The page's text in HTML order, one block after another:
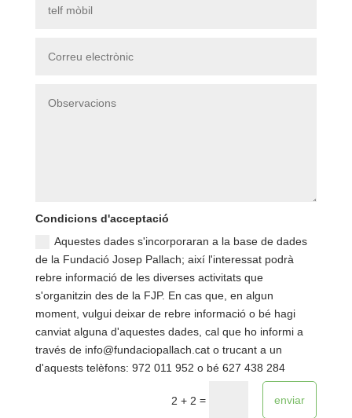
Condicions d'acceptació
Aquestes dades s'incorporaran a la base de dades
de la Fundació Josep Pallach; així l'interessat podrà
rebre informació de les diverses activitats que
s'organitzin des de la FJP. En cas que, en algun
moment, vulgui deixar de rebre informació o bé hagi
canviat alguna d'aquestes dades, cal que ho informi a
través de info@fundaciopallach.cat o trucant a un
d'aquests telèfons: 972 011 952 o bé 627 438 284
2 + 2 = enviar